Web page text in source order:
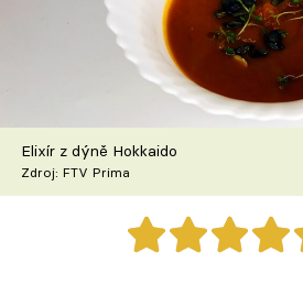
TV Program
Škola vaření
Recepty z TV
Speciál: Cuketa
Těhotnej kuchař
Elixír z dýně Hokkaido
Zdroj: FTV Prima